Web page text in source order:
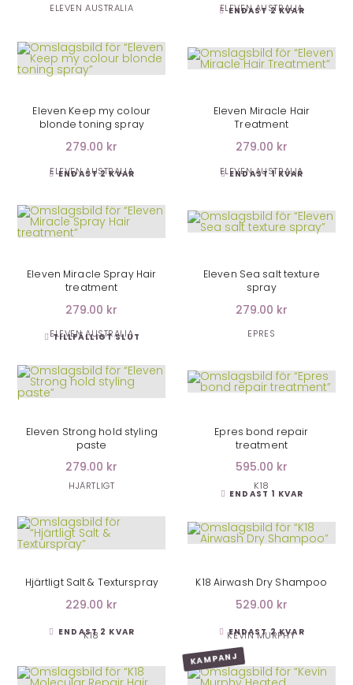
ENDAST 2 KVAR
ELEVEN AUSTRALIA
Eleven Keep my colour
blonde toning spray
279.00 kr
ENDAST 2 KVAR
ELEVEN AUSTRALIA
Eleven Miracle Hair
Treatment
279.00 kr
ENDAST 1 KVAR
ELEVEN AUSTRALIA
Eleven Miracle Spray Hair
treatment
279.00 kr
TILLFÄLLIGT SLUT
ELEVEN AUSTRALIA
Eleven Sea salt texture
spray
279.00 kr
ELEVEN AUSTRALIA
Eleven Strong hold styling
paste
279.00 kr
EPRES
Epres bond repair
treatment
595.00 kr
ENDAST 1 KVAR
HJÄRTLIGT
Hjärtligt Salt & Texturspray
229.00 kr
ENDAST 2 KVAR
K18
K18 Airwash Dry Shampoo
529.00 kr
ENDAST 2 KVAR
K18 KEVIN MURPHY
KAMPANJ